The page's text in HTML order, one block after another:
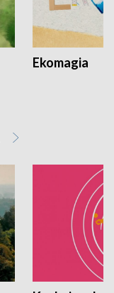
Ekomagia